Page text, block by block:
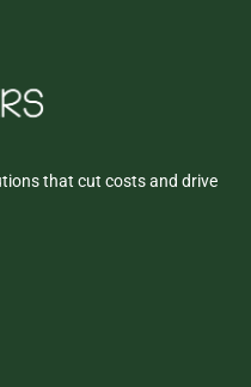
that cut costs and drive